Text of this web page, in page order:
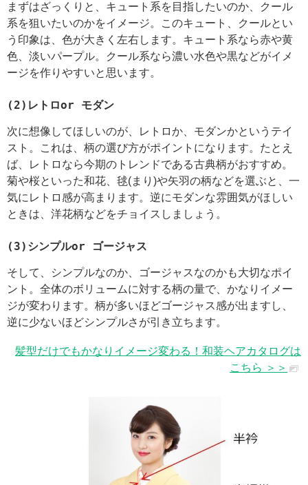
まずはざっくりと、キュート系を目指したいのか、クール
系を狙いたいのかをイメージ。このキュート、クールとい
う印象は、色が大きく左右します。キュート系なら赤や黄
色、淡いパープル。クール系なら濃い水色や黒などがイメ
ージを作りやすいと思います。
(2)レトロor モダン
次に想像してほしいのが、レトロか、モダンかというテイ
スト。これは、柄の選び方がポイントになります。たとえ
ば、レトロなら今期のトレンドである古典柄がおすすめ。
菊や桜といった和花、毬(まり)や矢羽の柄などを選ぶと、一
気にレトロ感が高まります。逆にモダンな雰囲気がほしい
ときは、洋花柄などをチョイスしましょう。
(3)シンプルor ゴージャス
そして、シンプルなのか、ゴージャスなのかも大切なポイ
ント。全体のボリュームに対する柄の量で、かなりイメー
ジが変わります。柄が多いほどゴージャス感が出ますし、
逆に少ないほどシンプルさが引き立ちます。
髪型だけでもかなりイメージ変わる！和装ヘアカタログは
こちら ＞＞